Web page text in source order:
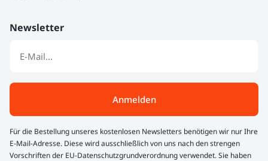
Newsletter
Anmelden
Für die Bestellung unseres kostenlosen Newsletters benötigen wir nur Ihre
E-Mail-Adresse. Diese wird ausschließlich von uns nach den strengen
Vorschriften der EU-Datenschutzgrundverordnung verwendet. Sie haben